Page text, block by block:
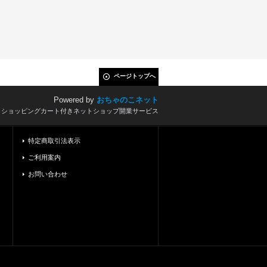
ページトップへ
Powered by おちゃのこネット
ョッピングカート付きネットショップ開業サービス
特定商取引法表示
ご利用案内
お問い合わせ